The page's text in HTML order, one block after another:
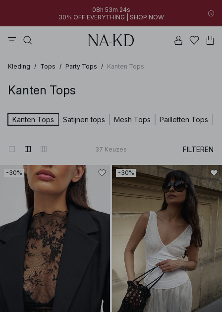
08h 53m 23s
30% OFF EVERYTHING | SHOP NOW
Kleding / Tops / Party Tops / Kanten Tops
Kanten Tops
Kanten Tops Satijnen tops Mesh Tops Pailletten Tops
37 Keuzes FILTEREN
-30% -30%